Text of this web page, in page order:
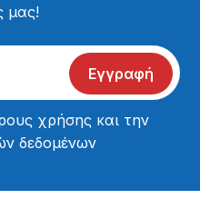
μας!
Εγγραφή
χρήσης και την
δεδομένων